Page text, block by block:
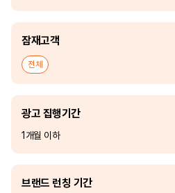
잠재고객
전체
광고 집행기간
1개월 이하
브랜드 런칭 기간